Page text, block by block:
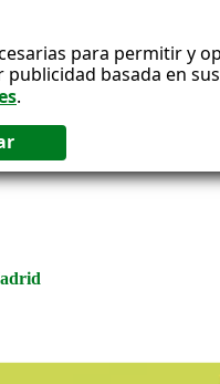
para permitir y
basada en
.